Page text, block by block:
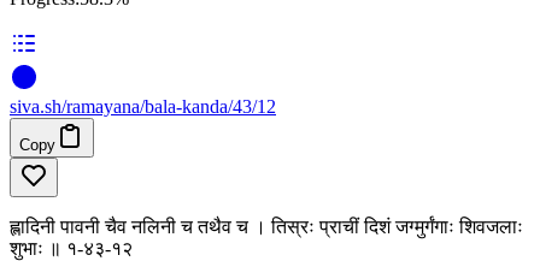
siva.sh/ramayana/bala-kanda/43/12
Copy
ह्लादिनी पावनी चैव नलिनी च तथैव च । तिस्रः प्राचीं दिशं जग्मुर्गंगाः शिवजलाः
शुभाः ॥ १-४३-१२